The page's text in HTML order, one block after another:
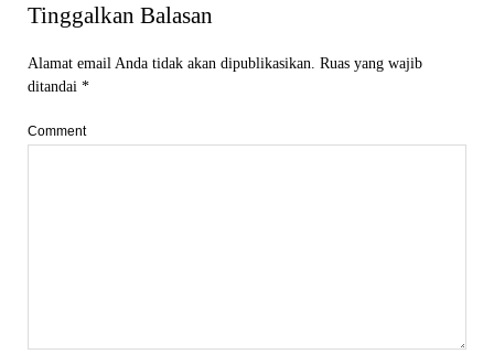
Tinggalkan Balasan
Alamat email Anda tidak akan dipublikasikan. Ruas yang wajib
ditandai *
Comment